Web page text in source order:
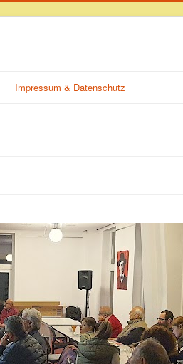
Impressum & Datenschutz